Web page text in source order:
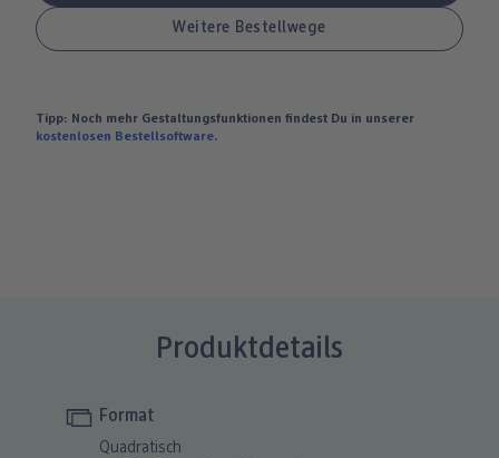
Tipp: Noch mehr Gestaltungsfunktionen findest Du in unserer
kostenlosen Bestellsoftware.
Produktdetails
Format
Quadratisch